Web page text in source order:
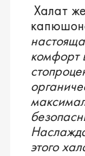
Халат
комфорт
этого